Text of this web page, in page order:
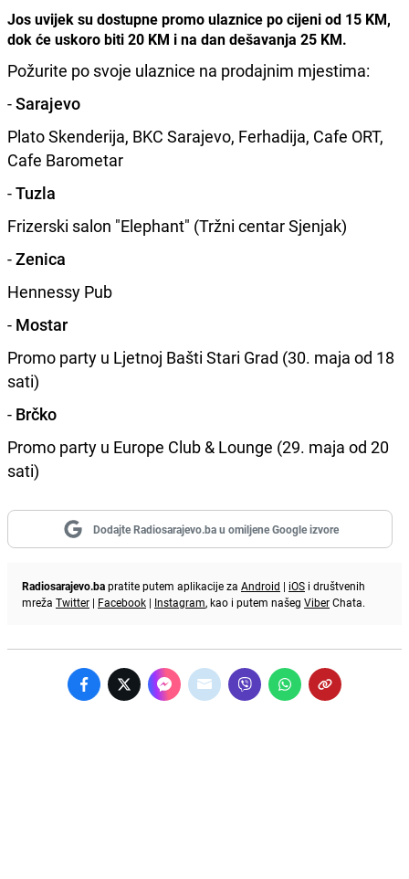
Jos uvijek su dostupne promo ulaznice po cijeni od 15 KM,
dok će uskoro biti 20 KM i na dan dešavanja 25 KM.
Požurite po svoje ulaznice na prodajnim mjestima:
-Sarajevo
Plato Skenderija, BKC Sarajevo, Ferhadija, Cafe ORT,
Cafe Barometar
-Tuzla
Frizerski salon "Elephant" (Tržni centar Sjenjak)
-Zenica
Hennessy Pub
- Mostar
Promo party u Ljetnoj Bašti Stari Grad (30. maja od 18
sati)
- Brčko
Promo party u Europe Club & Lounge (29. maja od 20
sati)
Dodajte Radiosarajevo.ba u omiljene Google izvore
Radiosarajevo.bapratite putem aplikacije za Android | iOS i društvenih
mreža Twitter | Facebook | Instagram, kao i putem našeg ViberChata.